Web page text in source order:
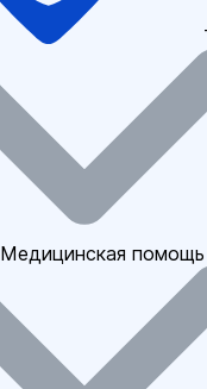
Медицинская помощь